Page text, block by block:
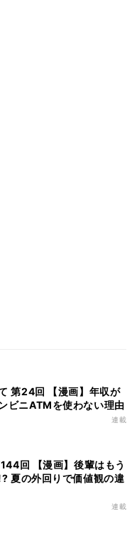
第24回 【漫画】年収が
ビニATMを使わない理由
連載
回 【漫画】後輩はもう
夏の外回りで価値観の違
連載